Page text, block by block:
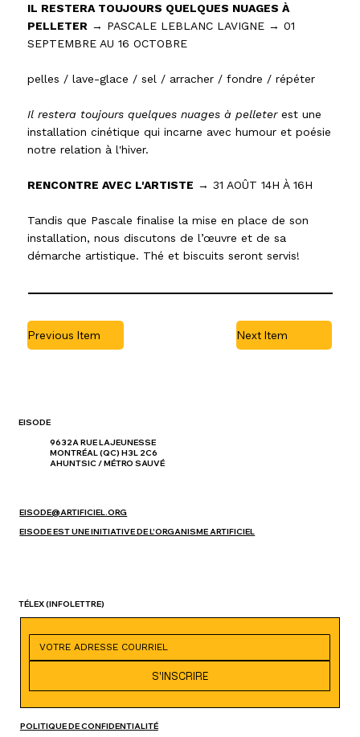
IL RESTERA TOUJOURS QUELQUES NUAGES À
PELLETER → PASCALE LEBLANC LAVIGNE → 01
SEPTEMBRE AU 16 OCTOBRE
pelles / lave-glace / sel / arracher / fondre / répéter
Il restera toujours quelques nuages à pelleterest une
installation cinétique qui incarne avec humour et poésie
notre relation à l'hiver.
RENCONTRE AVEC L'ARTISTE → 31 AOÛT 14H À 16H
Tandis que Pascale finalise la mise en place de son
installation, nous discutons de l’œuvre et de sa
démarche artistique. Thé et biscuits seront servis!
Previous Item Next Item
S'INSCRIRE
EISODE
9632A RUE LAJEUNESSE
MONTRÉAL (QC) H3L 2C6
AHUNTSIC / MÉTRO SAUVÉ
TÉLEX(INFOLETTRE)
POLITIQUE DE CONFIDENTIALITÉ
EISODE@ARTIFICIEL.ORG
EISODE EST UNE INITIATIVE DE L'ORGANISME ARTIFICIEL